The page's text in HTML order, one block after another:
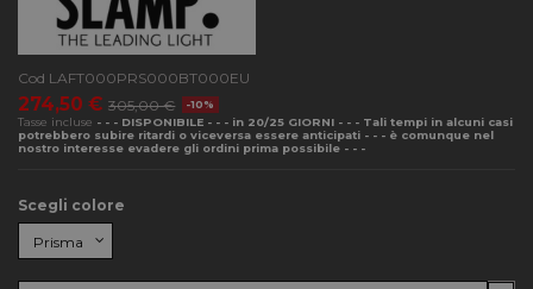
Cod LAFT000PRS000BT000EU
274,50 € 305,00 €
-10%
Tasse incluse - - - DISPONIBILE - - - in 20/25 GIORNI - - - Tali tempi in alcuni casi
potrebbero subire ritardi o viceversa essere anticipati - - - è comunque nel
nostro interesse evadere gli ordini prima possibile - - -
Scegli colore